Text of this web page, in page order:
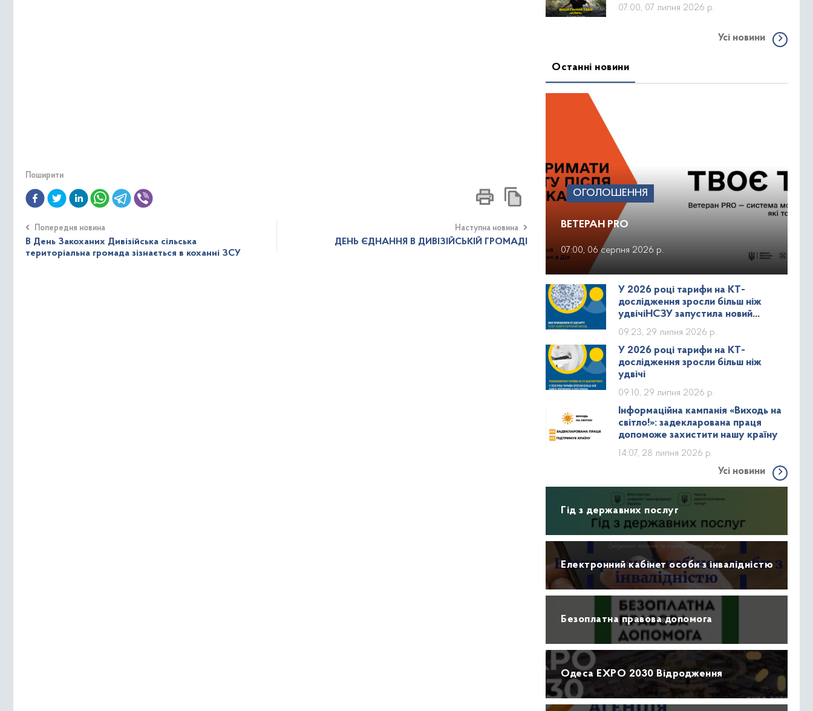
Поширити
Попередня новина
В День Закоханих Дивізійська сільська
територіальна громада зізнається в коханні ЗСУ
Наступна новина
ДЕНЬ ЄДНАННЯ В ДИВІЗІЙСЬКІЙ ГРОМАДІ
07:00, 07 липня 2026 р.
Усі новини
Останні новини
ОГОЛОШЕННЯ
ВЕТЕРАН PRO
07:00, 06 серпня 2026 р.
У 2026 році тарифи на КТ-
дослідження зросли більш ніж
удвічіНСЗУ запустила новий
дашборд зі статистикою КТ та МРТ
09:23, 29 липня 2026 р.
У 2026 році тарифи на КТ-
дослідження зросли більш ніж
удвічі
09:10, 29 липня 2026 р.
Інформаційна кампанія «Виходь на
світло!»: задекларована праця
допоможе захистити нашу країну
14:07, 28 липня 2026 р.
Усі новини
Гід з державних послуг
Електронний кабінет особи з інвалідністю
Безоплатна правова допомога
Одеса EXPO 2030 Відродження